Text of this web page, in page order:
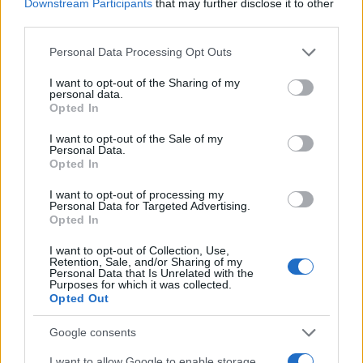
Downstream Participants that may further disclose it to other
Please note that this website/app uses one or more Google
not limited to your visit or usage behaviour. You may click to
grant or deny consent to Google and its third-party tags to
use your data for below specified purposes in below Google
consent section.
Personal Data Processing Opt Outs
I want to opt-out of the Sharing of my
personal data.
Opted In
I want to opt-out of the Sale of my
Personal Data.
Opted In
I want to opt-out of processing my
Personal Data for Targeted Advertising.
Opted In
I want to opt-out of Collection, Use,
Retention, Sale, and/or Sharing of my
Personal Data that Is Unrelated with the
Purposes for which it was collected.
Opted Out
Google consents
Ακόμη, η ενσωματωμένη GPU θα είναι σημαντικά
ισχυρότερη, θα υποστηρίζει στερεοσκοπικά 3D
monitors και ανάλυση έως 2560 x 1600. Αν και η
εταιρία δεν διευκρίνησε ποια GPU θα χρησιμοποιήσει,
φημολογείται ότι αυτή θα είναι η ARM-Mali T604 (με 4
πυρήνες).